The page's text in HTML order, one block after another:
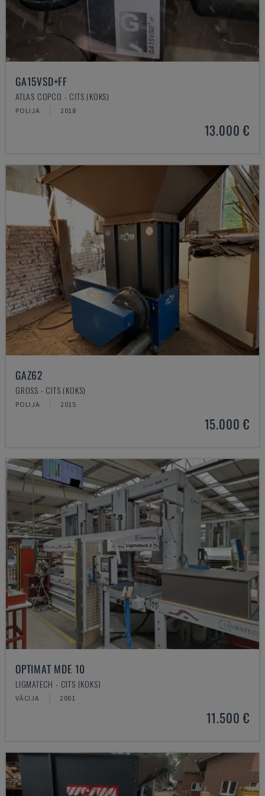
GA15VSD+FF
ATLAS COPCO - CITS (KOKS)
POLIJA 2018
13.000 €
GAZ62
GROSS - CITS (KOKS)
POLIJA 2015
15.000 €
OPTIMAT MDE 10
LIGMATECH - CITS (KOKS)
VĀCIJA 2001
11.500 €